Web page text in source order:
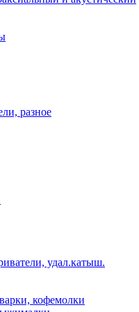
разное
удал.катыш.
кофемолки